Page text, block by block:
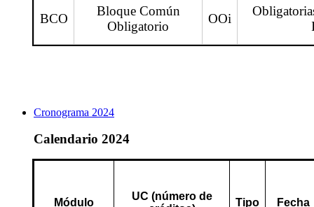
BCO
Bloque Común
Obligatorio
OOi
Cronograma 2024
Calendario 2024
Módulo
UC (número de
Tipo Fecha